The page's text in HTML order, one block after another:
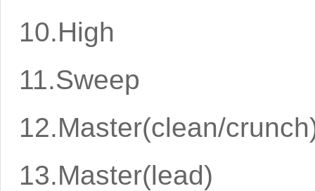
10.High
11.Sweep
12.Master(clean/
13.Master(lead)